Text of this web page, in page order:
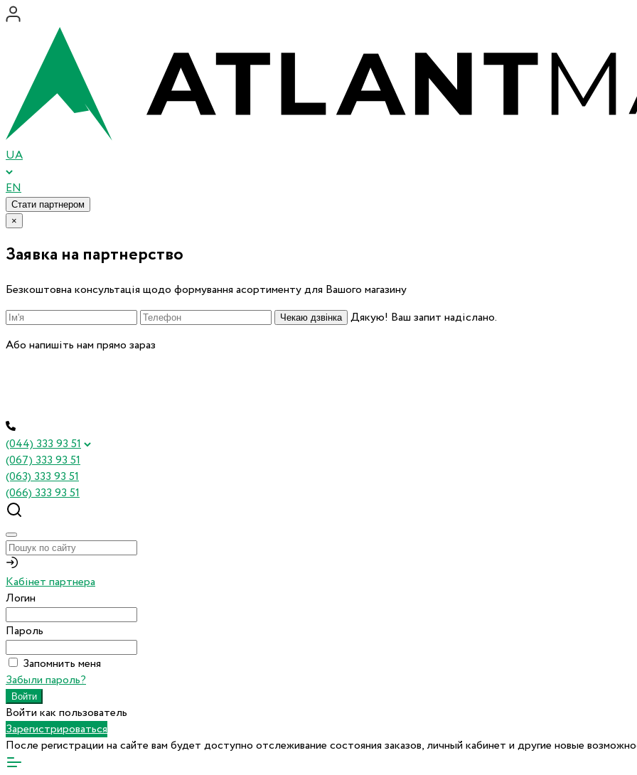
UA
EN
Стати партнером
×
Заявка на партнерство
Безкоштовна консультація щодо формування асортименту для Вашого магазину
Чекаю дзвінка
Дякую! Ваш запит надіслано.
Або напишіть нам прямо зараз
(044) 333 93 51
(067) 333 93 51
(063) 333 93 51
(066) 333 93 51
Кабінет партнера
Логин
Пароль
Запомнить меня
Забыли пароль?
Войти как пользователь
Зарегистрироваться
После регистрации на сайте вам будет доступно отслеживание состояния заказов, личный кабинет и другие новые